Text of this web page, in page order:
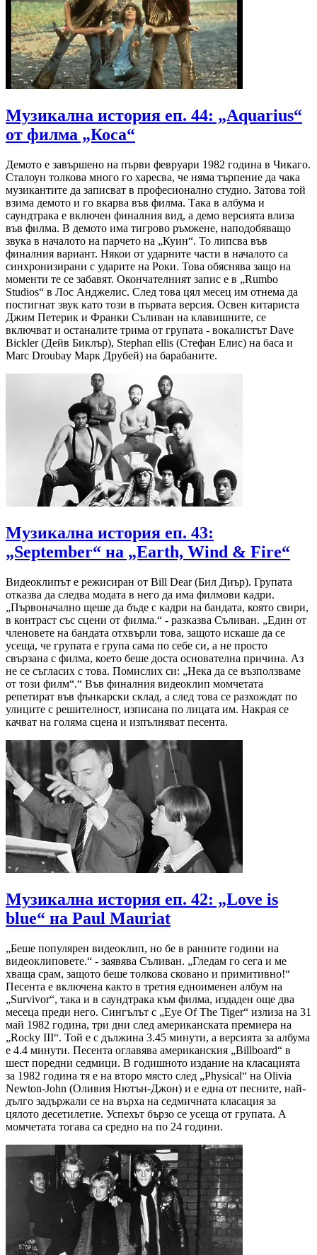
Музикална история еп. 44: „Aquarius“
от филма „Коса“
Демото е завършено на първи февруари 1982 година в Чикаго.
Сталоун толкова много го харесва, че няма търпение да чака
музикантите да записват в професионално студио. Затова той
взима демото и го вкарва във филма. Така в албума и
саундтрака е включен финалния вид, а демо версията влиза
във филма. В демото има тигрово ръмжене, наподобяващо
звука в началото на парчето на „Куин“. То липсва във
финалния вариант. Някои от ударните части в началото са
синхронизирани с ударите на Роки. Това обяснява защо на
моменти те се забавят. Окончателният запис е в „Rumbo
Studios“ в Лос Анджелис. След това цял месец им отнема да
постигнат звук като този в първата версия. Освен китариста
Джим Петерик и Франки Съливан на клавишните, се
включват и останалите трима от групата - вокалистът Dave
Bickler (Дейв Биклър), Stephan ellis (Стефан Елис) на баса и
Marc Droubay Марк Друбей) на барабаните.
Музикална история еп. 43:
„September“ на „Earth, Wind & Fire“
Видеоклипът е режисиран от Bill Dear (Бил Диър). Групата
отказва да следва модата в него да има филмови кадри.
„Първоначално щеше да бъде с кадри на бандата, която свири,
в контраст със сцени от филма.“ - разказва Съливан. „Един от
членовете на бандата отхвърли това, защото искаше да се
усеща, че групата е група сама по себе си, а не просто
свързана с филма, което беше доста основателна причина. Аз
не се съгласих с това. Помислих си: „Нека да се възползваме
от този филм“.“ Във финалния видеоклип момчетата
репетират във фънкарски склад, а след това се разхождат по
улиците с решителност, изписана по лицата им. Накрая се
качват на голяма сцена и изпълняват песента.
Музикална история еп. 42: „Love is
blue“ на Paul Mauriat
„Беше популярен видеоклип, но бе в ранните години на
видеоклиповете.“ - заявява Съливан. „Гледам го сега и ме
хваща срам, защото беше толкова сковано и примитивно!“
Песента е включена както в третия едноименен албум на
„Survivor“, така и в саундтрака към филма, издаден още два
месеца преди него. Сингълът с „Eye Of The Tiger“ излиза на 31
май 1982 година, три дни след американската премиера на
„Rocky III“. Той е с дължина 3.45 минути, а версията за албума
е 4.4 минути. Песента оглавява американския „Billboard“ в
шест поредни седмици. В годишното издание на класацията
за 1982 година тя е на второ място след „Physical“ на Olivia
Newton-John (Оливия Нютън-Джон) и е една от песните, най-
дълго задържали се на върха на седмичната класация за
цялото десетилетие. Успехът бързо се усеща от групата. А
момчетата тогава са средно на по 24 години.